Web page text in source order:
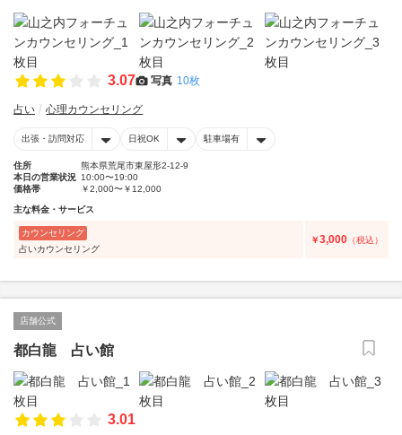
3.07 写真 10枚
占い 心理カウンセリング
出張・訪問対応 日祝OK 駐車場有
住所
熊本県荒尾市東屋形2-12-9
本日の営業状況 10:00〜19:00
価格帯
￥2,000〜￥12,000
主な料金・サービス
カウンセリング
占いカウンセリング
￥3,000 （税込）
店舗公式
都白龍 占い館
3.01